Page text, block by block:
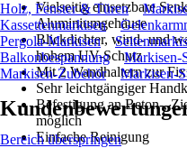
Vielseitig einsetzbare
Aluminiumgehäuse
Blickdichter, wind- und
hohem UV-Schutz
Mit 2 Wandhaltern zur
Sehr leichtgängiger
Befestigung an Beton-,
möglich
Einfache Reinigung
Holz, Fenster & Türen
Kassettenmarkisen
Pergola-Markisen
Balkonbespannung
Markisen-
Markisen-Zubehör
Markisen-
Bereich überspringen